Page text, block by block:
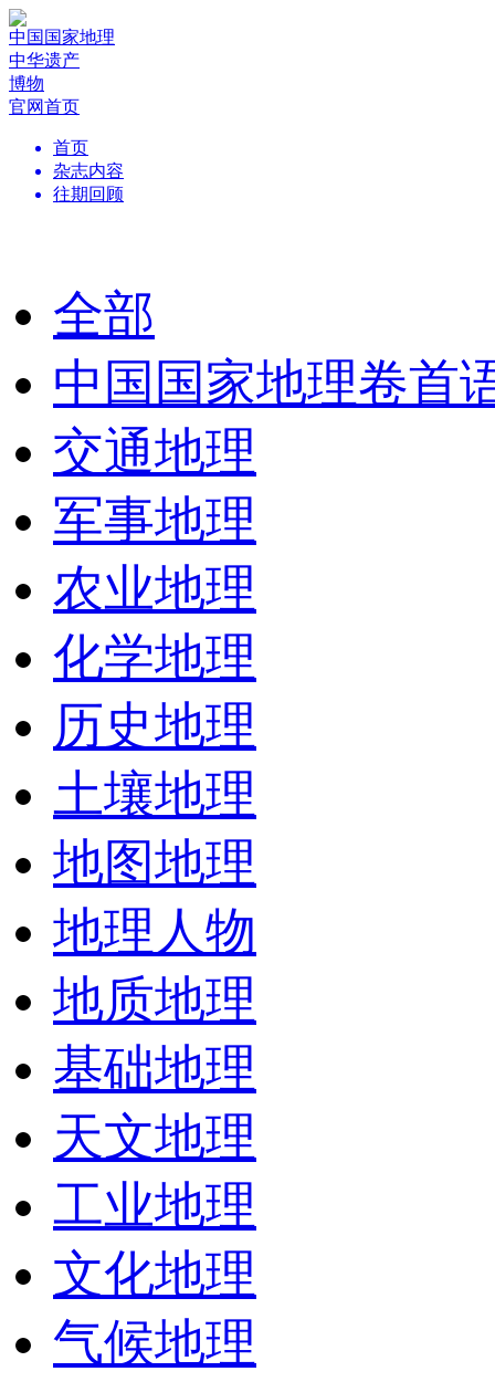
中国国家地理
中华遗产
博物
官网首页
首页
杂志内容
往期回顾
全部
中国国家地理卷首
交通地理
军事地理
农业地理
化学地理
历史地理
土壤地理
地图地理
地理人物
地质地理
基础地理
天文地理
工业地理
文化地理
气候地理